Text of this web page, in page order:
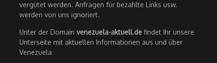
vergütet werden. Anfragen für bezahlte Links usw.
werden von uns ignoriert.
Unter der Domain venezuela-aktuell.de findet Ihr unsere
Unterseite mit aktuellen Informationen aus und über
Venezuela